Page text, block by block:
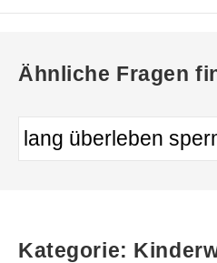
Ähnliche Fragen
Kategorie: